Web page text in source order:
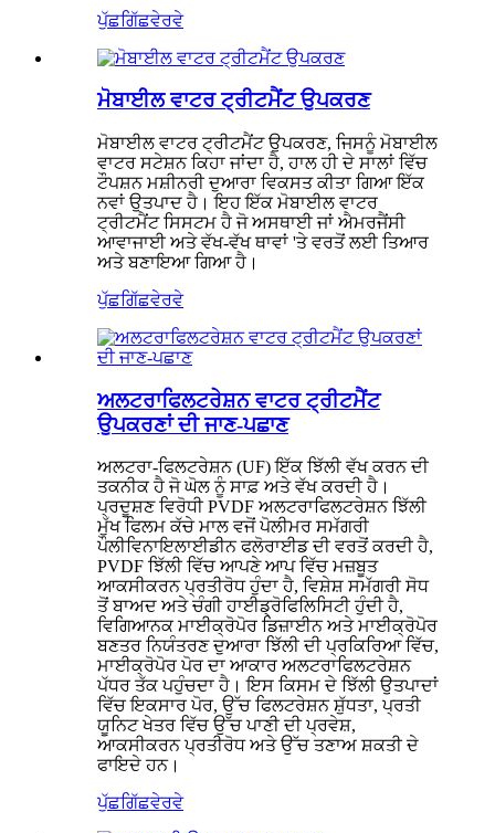
ਪੁੱਛਗਿੱਛਵੇਰਵੇ
ਮੋਬਾਈਲ ਵਾਟਰ ਟ੍ਰੀਟਮੈਂਟ ਉਪਕਰਣ
ਮੋਬਾਈਲ ਵਾਟਰ ਟ੍ਰੀਟਮੈਂਟ ਉਪਕਰਣ, ਜਿਸਨੂੰ ਮੋਬਾਈਲ
ਵਾਟਰ ਸਟੇਸ਼ਨ ਕਿਹਾ ਜਾਂਦਾ ਹੈ, ਹਾਲ ਹੀ ਦੇ ਸਾਲਾਂ ਵਿੱਚ
ਟੌਪਸ਼ਨ ਮਸ਼ੀਨਰੀ ਦੁਆਰਾ ਵਿਕਸਤ ਕੀਤਾ ਗਿਆ ਇੱਕ
ਨਵਾਂ ਉਤਪਾਦ ਹੈ। ਇਹ ਇੱਕ ਮੋਬਾਈਲ ਵਾਟਰ
ਟ੍ਰੀਟਮੈਂਟ ਸਿਸਟਮ ਹੈ ਜੋ ਅਸਥਾਈ ਜਾਂ ਐਮਰਜੈਂਸੀ
ਆਵਾਜਾਈ ਅਤੇ ਵੱਖ-ਵੱਖ ਥਾਵਾਂ 'ਤੇ ਵਰਤੋਂ ਲਈ ਤਿਆਰ
ਅਤੇ ਬਣਾਇਆ ਗਿਆ ਹੈ।
ਪੁੱਛਗਿੱਛਵੇਰਵੇ
ਅਲਟਰਾਫਿਲਟਰੇਸ਼ਨ ਵਾਟਰ ਟ੍ਰੀਟਮੈਂਟ
ਉਪਕਰਣਾਂ ਦੀ ਜਾਣ-ਪਛਾਣ
ਅਲਟਰਾ-ਫਿਲਟਰੇਸ਼ਨ (UF) ਇੱਕ ਝਿੱਲੀ ਵੱਖ ਕਰਨ ਦੀ
ਤਕਨੀਕ ਹੈ ਜੋ ਘੋਲ ਨੂੰ ਸਾਫ਼ ਅਤੇ ਵੱਖ ਕਰਦੀ ਹੈ।
ਪ੍ਰਦੂਸ਼ਣ ਵਿਰੋਧੀ PVDF ਅਲਟਰਾਫਿਲਟਰੇਸ਼ਨ ਝਿੱਲੀ
ਮੁੱਖ ਫਿਲਮ ਕੱਚੇ ਮਾਲ ਵਜੋਂ ਪੋਲੀਮਰ ਸਮੱਗਰੀ
ਪੌਲੀਵਿਨਾਇਲਾਈਡੀਨ ਫਲੋਰਾਈਡ ਦੀ ਵਰਤੋਂ ਕਰਦੀ ਹੈ,
PVDF ਝਿੱਲੀ ਵਿੱਚ ਆਪਣੇ ਆਪ ਵਿੱਚ ਮਜ਼ਬੂਤ ​​
ਆਕਸੀਕਰਨ ਪ੍ਰਤੀਰੋਧ ਹੁੰਦਾ ਹੈ, ਵਿਸ਼ੇਸ਼ ਸਮੱਗਰੀ ਸੋਧ
ਤੋਂ ਬਾਅਦ ਅਤੇ ਚੰਗੀ ਹਾਈਡ੍ਰੋਫਿਲਿਸਿਟੀ ਹੁੰਦੀ ਹੈ,
ਵਿਗਿਆਨਕ ਮਾਈਕ੍ਰੋਪੋਰ ਡਿਜ਼ਾਈਨ ਅਤੇ ਮਾਈਕ੍ਰੋਪੋਰ
ਬਣਤਰ ਨਿਯੰਤਰਣ ਦੁਆਰਾ ਝਿੱਲੀ ਦੀ ਪ੍ਰਕਿਰਿਆ ਵਿੱਚ,
ਮਾਈਕ੍ਰੋਪੋਰ ਪੋਰ ਦਾ ਆਕਾਰ ਅਲਟਰਾਫਿਲਟਰੇਸ਼ਨ
ਪੱਧਰ ਤੱਕ ਪਹੁੰਚਦਾ ਹੈ। ਇਸ ਕਿਸਮ ਦੇ ਝਿੱਲੀ ਉਤਪਾਦਾਂ
ਵਿੱਚ ਇਕਸਾਰ ਪੋਰ, ਉੱਚ ਫਿਲਟਰੇਸ਼ਨ ਸ਼ੁੱਧਤਾ, ਪ੍ਰਤੀ
ਯੂਨਿਟ ਖੇਤਰ ਵਿੱਚ ਉੱਚ ਪਾਣੀ ਦੀ ਪ੍ਰਵੇਸ਼,
ਆਕਸੀਕਰਨ ਪ੍ਰਤੀਰੋਧ ਅਤੇ ਉੱਚ ਤਣਾਅ ਸ਼ਕਤੀ ਦੇ
ਫਾਇਦੇ ਹਨ।
ਪੁੱਛਗਿੱਛਵੇਰਵੇ